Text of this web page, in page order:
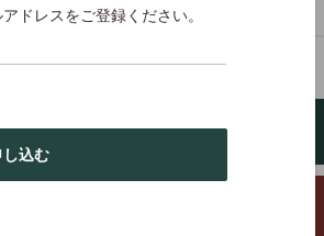
ドレスをご登録ください。
し込む